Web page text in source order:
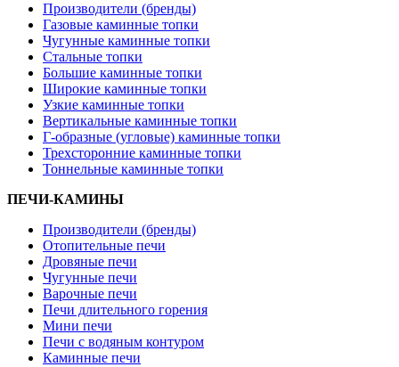
Производители (бренды)
Газовые каминные топки
Чугунные каминные топки
Стальные топки
Большие каминные топки
Широкие каминные топки
Узкие каминные топки
Вертикальные каминные топки
Г-образные (угловые) каминные топки
Трехсторонние каминные топки
Тоннельные каминные топки
ПЕЧИ-КАМИНЫ
Производители (бренды)
Отопительные печи
Дровяные печи
Чугунные печи
Варочные печи
Печи длительного горения
Мини печи
Печи с водяным контуром
Каминные печи